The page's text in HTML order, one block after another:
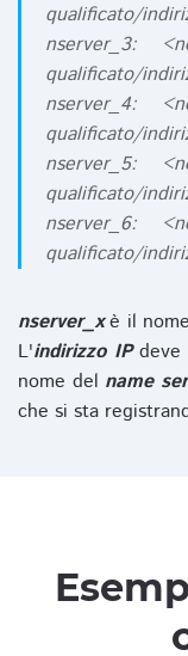
qualificato/
nserver_3:
qualificato/
nserver_4:
qualificato/
nserver_5:
qualificato/
nserver_6:
qualificato/
nserver_xè il
L'indirizzo IPdeve
nome del name
che si sta